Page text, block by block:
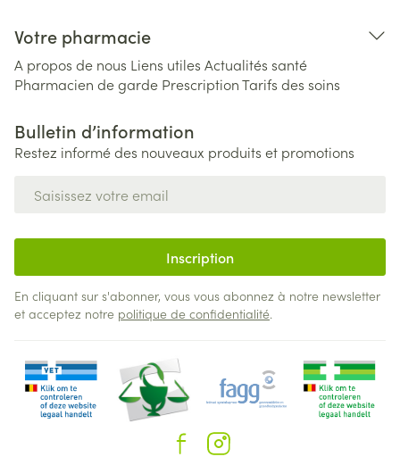
Votre pharmacie
A propos de nous Liens utiles Actualités santé
Pharmacien de garde PrescriptionTarifs des soins
Bulletin d’information
Restez informé des nouveaux produits et promotions
Inscription
En cliquant sur s'abonner, vous vous abonnez à notre newsletter
et acceptez notre politique de confidentialité.